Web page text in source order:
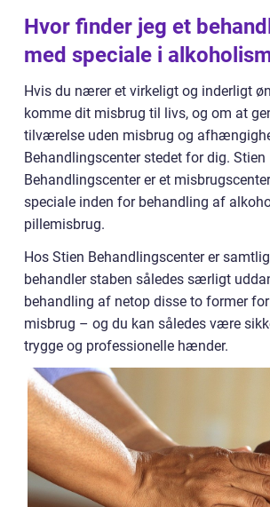
Hvor finder jeg et
med speciale i
Hvis du nærer et virkeligt og inderligt
komme dit misbrug til livs, og om at
tilværelse uden misbrug og
Behandlingscenter stedet for dig. Stien
Behandlingscenter er et
speciale inden for behandling af
pillemisbrug.
Hos Stien Behandlingscenter er
behandler staben således særligt
behandling af netop disse to former
misbrug – og du kan således være
trygge og professionelle hænder.